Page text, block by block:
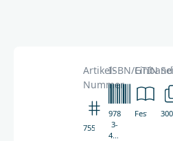
Artikel-
Nummer
7559
ISBN/GTIN
978-
3-
438-
Festeinband
300